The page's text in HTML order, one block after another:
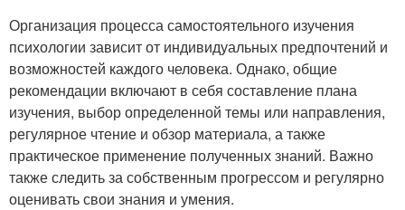
Организация процесса самостоятельного изучения
психологии зависит от индивидуальных предпочтений и
возможностей каждого человека. Однако, общие
рекомендации включают в себя составление плана
изучения, выбор определенной темы или направления,
регулярное чтение и обзор материала, а также
практическое применение полученных знаний. Важно
также следить за собственным прогрессом и регулярно
оценивать свои знания и умения.